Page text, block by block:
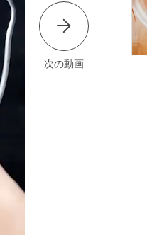
次の動画